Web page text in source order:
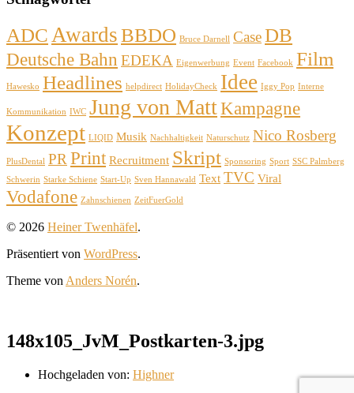
ADCAwardsBBDO Bruce Darnell CaseDB
Deutsche Bahn EDEKA Eigenwerbung Event Facebook Film
Hawesko Headlines helpdirect HolidayCheck Idee Iggy Pop Interne
Kommunikation IWC Jung von MattKampagne
Konzept LIQID Musik Nachhaltigkeit Naturschutz Nico Rosberg
PlusDental PR Print Recruitment Skript Sponsoring Sport SSC Palmberg
Schwerin Starke Schiene Start-Up Sven Hannawald Text TVC Viral
Vodafone Zahnschienen ZeitFuerGold
© 2026 Heiner Twenhäfel.
Präsentiert von WordPress.
Theme von Anders Norén.
148x105_JvM_Postkarten-3.jpg
Hochgeladen von: Highner